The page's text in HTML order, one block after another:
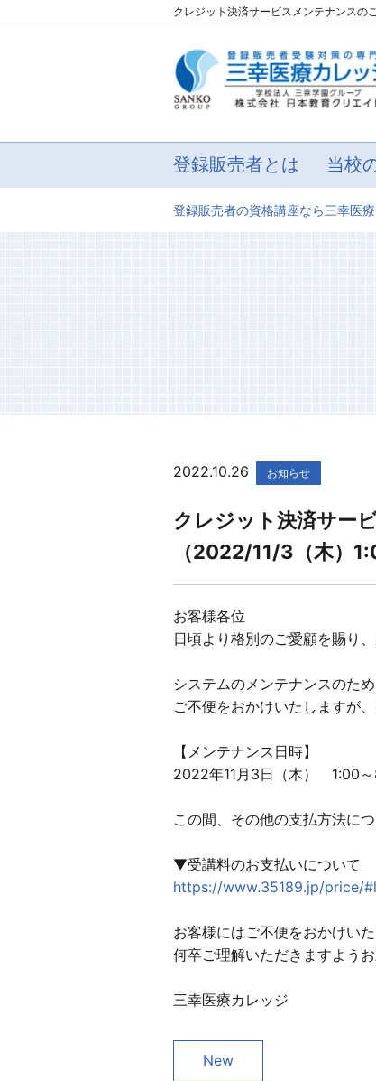
クレジット決済サービスメンテナンスの
登録販売者とは 当校
登録販売者の資格講座なら三幸医
2022.10.26 お知らせ
クレジット決済サー
（2022/11/3（木）
お客様各位
日頃より格別のご愛顧を賜り
システムのメンテナンスのた
ご不便をおかけいたしますが
【メンテナンス日時】
2022年11月3日（木） 1:00～
この間、その他の支払方法に
▼受講料のお支払いについて
https://www.35189.jp/price/
お客様にはご不便をおかけいた
何卒ご理解いただきますようお
三幸医療カレッジ
New